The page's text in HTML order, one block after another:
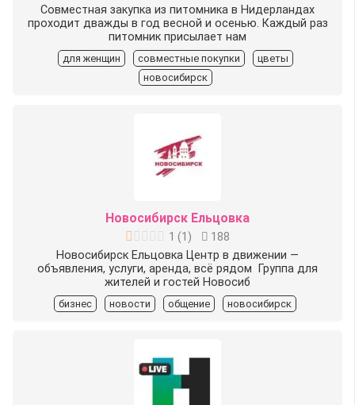
Совместная закупка из питомника в Нидерландах
проходит дважды в год весной и осенью. Каждый раз
питомник присылает нам
для женщин совместные покупки
цветы
новосибирск
Новосибирск Ельцовка
1 (1 )
188
Новосибирск Ельцовка Центр в движении —
объявления, услуги, аренда, всё рядом ️ Группа для
жителей и гостей Новосиб
бизнес новости общение новосибирск